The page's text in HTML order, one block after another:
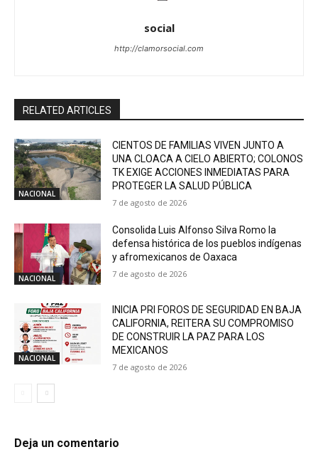
social
http://clamorsocial.com
RELATED ARTICLES
NACIONAL
CIENTOS DE FAMILIAS VIVEN JUNTO A
UNA CLOACA A CIELO ABIERTO; COLONOS
TK EXIGE ACCIONES INMEDIATAS PARA
PROTEGER LA SALUD PÚBLICA
7 de agosto de 2026
NACIONAL
Consolida Luis Alfonso Silva Romo la
defensa histórica de los pueblos indígenas
y afromexicanos de Oaxaca
7 de agosto de 2026
NACIONAL
INICIA PRI FOROS DE SEGURIDAD EN BAJA
CALIFORNIA, REITERA SU COMPROMISO
DE CONSTRUIR LA PAZ PARA LOS
MEXICANOS
7 de agosto de 2026
Deja un comentario